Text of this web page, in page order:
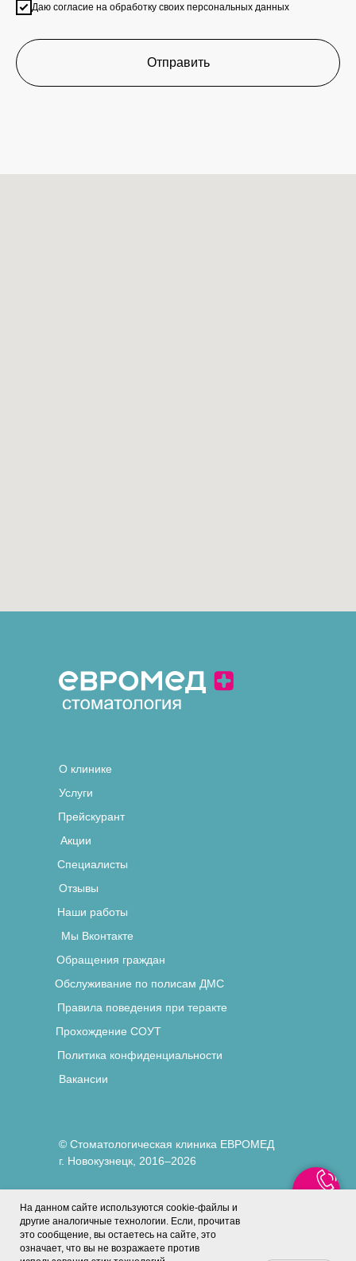
На данном сайте используются cookie-файлы и
другие аналогичные технологии. Если, прочитав
это сообщение, вы остаетесь на сайте, это
означает, что вы не возражаете против
Даю согласие на обработку своих персональных данных
Отправить
О клинике
Услуги
Прейскурант
Акции
Специалисты
Отзывы
Наши работы
Мы Вконтакте
Обращения граждан
Обслуживание по полисам ДМС
Правила поведения при теракте
Прохождение СОУТ
Политика конфиденциальности
Вакансии
© Стоматологическая клиника ЕВРОМЕД
г. Новокузнецк, 2016–2026
Разработка сайта:
Андрей Узков